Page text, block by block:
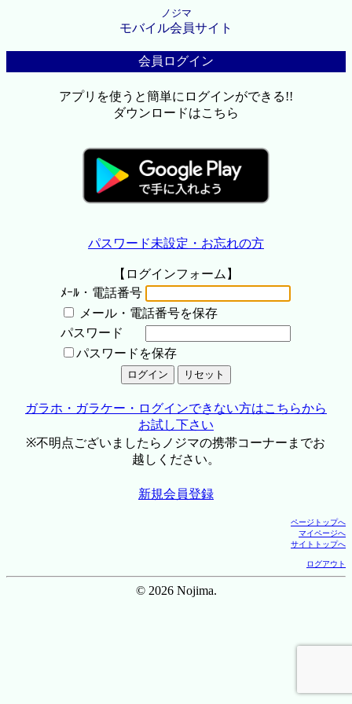
ノジマ
モバイル会員サイト
会員ログイン
アプリを使うと簡単にログインができる!!
ダウンロードはこちら
パスワード未設定・お忘れの方
【ログインフォーム】
ﾒｰﾙ・電話番号
メール・電話番号を保存
パスワード
パスワードを保存
ガラホ・ガラケー・ログインできない方はこちらから
お試し下さい
※不明点ございましたらノジマの携帯コーナーまでお
越しください。
新規会員登録
ページトップへ
マイページへ
サイトトップへ
ログアウト
© 2026 Nojima.